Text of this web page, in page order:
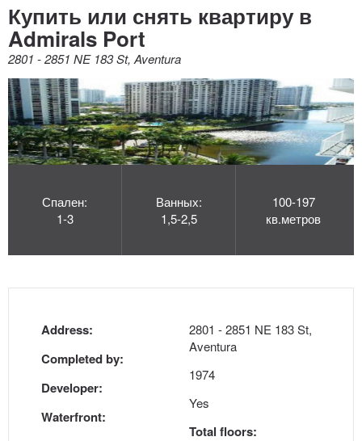
Купить или снять квартиру в
Admirals Port
2801 - 2851 NE 183 St, Aventura
Спален:
1-3
Ванных:
1,5-2,5
100-197
кв.метров
Address:
Completed by:
Developer:
Waterfront:
2801 - 2851 NE 183 St,
Aventura
1974
Yes
Total floors: